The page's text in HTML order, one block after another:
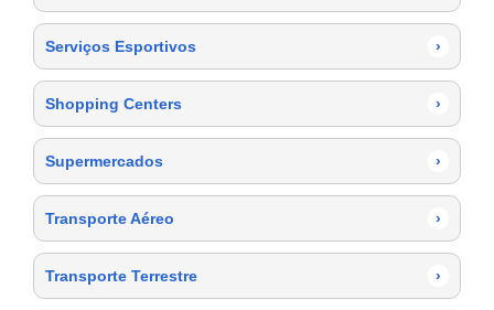
Serviços Esportivos ›
Shopping Centers ›
Supermercados ›
Transporte Aéreo ›
Transporte Terrestre ›